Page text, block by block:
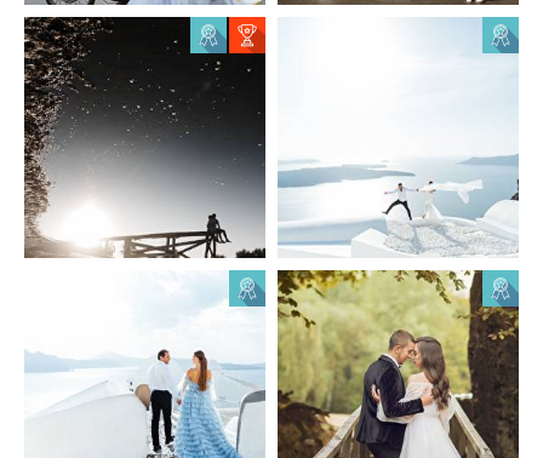
Сергій Удовенко
3 2 0 0
Олег Блохин
0
Angelina Tymchenko
21